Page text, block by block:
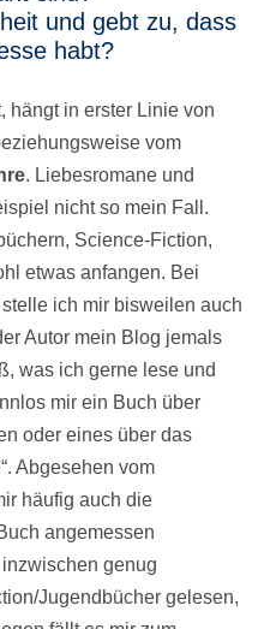
und gebt zu, dass
habt?
hängt in erster Linie von
vom
. Liebesromane und
nicht so mein Fall.
Science-Fiction,
etwas anfangen. Bei
ich mir bisweilen auch
Autor mein Blog jemals
was ich gerne lese und
mir ein Buch über
oder eines über das
Abgesehen vom
häufig auch die
angemessen
genug
Jugendbücher gelesen,